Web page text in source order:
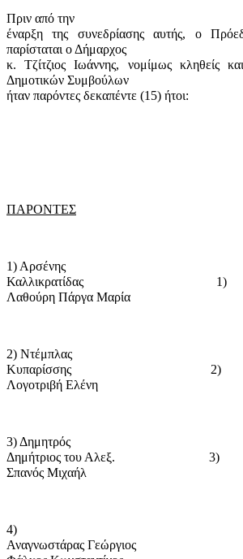
Πριν από την
έναρξη της συνεδρίασης αυτής, ο
παρίσταται ο Δήμαρχος
κ. Τζίτζιος Ιωάννης, νομίμως κληθείς
Δημοτικών Συμβούλων
ήταν παρόντες δεκαπέντε (15) ήτοι:
ΠΑΡΟΝΤΕΣ
1) Αρσένης
Καλλικρατίδας
1)
Λαθούρη Πάργα Μαρία
2) Ντέμπλας
Κυπαρίσσης
2)
Λογοτριβή Ελένη
3) Δημητρός
Δημήτριος του Αλεξ.
3)
Σπανός Μιχαήλ
4)
Αναγνωστάρας Γεώργιος